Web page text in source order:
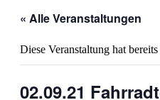
« Alle Veranstaltungen
Diese Veranstaltung hat
02.09.21